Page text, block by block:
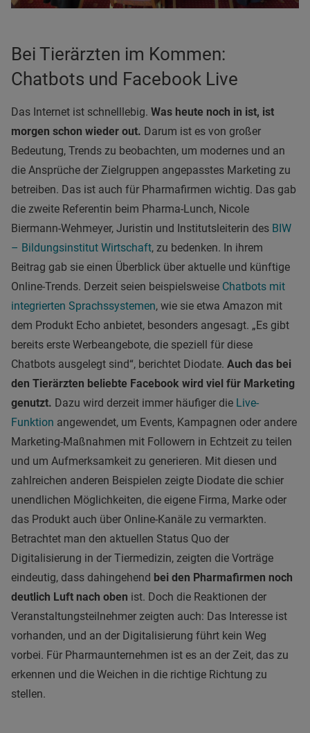
Bei Tierärzten im Kommen:
Chatbots und Facebook Live
Das Internet ist schnelllebig. Was heute noch in ist, ist
morgen schon wieder out. Darum ist es von großer
Bedeutung, Trends zu beobachten, um modernes und an
die Ansprüche der Zielgruppen angepasstes Marketing zu
betreiben. Das ist auch für Pharmafirmen wichtig. Das gab
die zweite Referentin beim Pharma-Lunch, Nicole
Biermann-Wehmeyer, Juristin und Institutsleiterin des BIW
– Bildungsinstitut Wirtschaft, zu bedenken. In ihrem
Beitrag gab sie einen Überblick über aktuelle und künftige
Online-Trends. Derzeit seien beispielsweise Chatbots mit
integrierten Sprachssystemen, wie sie etwa Amazon mit
dem Produkt Echo anbietet, besonders angesagt. „Es gibt
bereits erste Werbeangebote, die speziell für diese
Chatbots ausgelegt sind“, berichtet Diodate. Auch das bei
den Tierärzten beliebte Facebook wird viel für Marketing
genutzt. Dazu wird derzeit immer häufiger die Live-
Funktion angewendet, um Events, Kampagnen oder andere
Marketing-Maßnahmen mit Followern in Echtzeit zu teilen
und um Aufmerksamkeit zu generieren. Mit diesen und
zahlreichen anderen Beispielen zeigte Diodate die schier
unendlichen Möglichkeiten, die eigene Firma, Marke oder
das Produkt auch über Online-Kanäle zu vermarkten.
Betrachtet man den aktuellen Status Quo der
Digitalisierung in der Tiermedizin, zeigten die Vorträge
eindeutig, dass dahingehend bei den Pharmafirmen noch
deutlich Luft nach oben ist. Doch die Reaktionen der
Veranstaltungsteilnehmer zeigten auch: Das Interesse ist
vorhanden, und an der Digitalisierung führt kein Weg
vorbei. Für Pharmaunternehmen ist es an der Zeit, das zu
erkennen und die Weichen in die richtige Richtung zu
stellen.